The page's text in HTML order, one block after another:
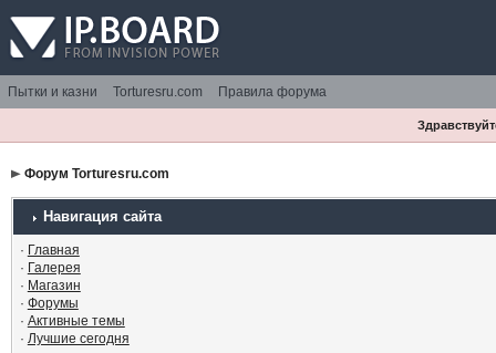
Пытки и казни Torturesru.com Правила форума
Форум Torturesru.com
Навигация сайта
· Главная
· Галерея
· Магазин
· Форумы
· Активные темы
· Лучшие сегодня